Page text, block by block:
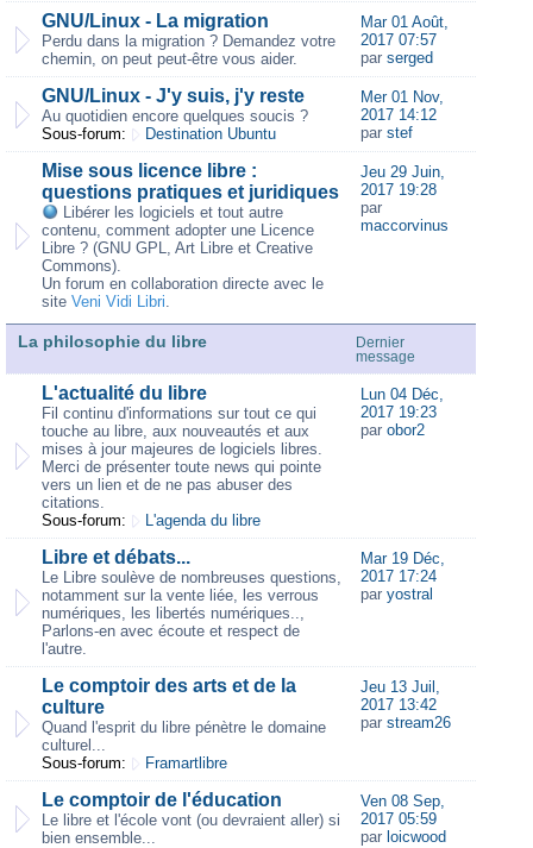
GNU/Linux - La migration
Perdu dans la migration ? Demandez votre
chemin, on peut peut-être vous aider.
Mar 01 Août,
2017 07:57
par serged
GNU/Linux - J'y suis, j'y reste
Au quotidien encore quelques soucis ?
Sous-forum:
Destination Ubuntu
Mer 01 Nov,
2017 14:12
par stef
Mise sous licence libre :
questions pratiques et juridiques
Libérer les logiciels et tout autre
contenu, comment adopter une Licence
Libre ? (GNU GPL, Art Libre et Creative
Commons).
Un forum en collaboration directe avec le
site Veni Vidi Libri.
Jeu 29 Juin,
2017 19:28
par
maccorvinus
La philosophie du libre
Dernier
message
L'actualité du libre
Fil continu d'informations sur tout ce qui
touche au libre, aux nouveautés et aux
mises à jour majeures de logiciels libres.
Merci de présenter toute news qui pointe
vers un lien et de ne pas abuser des
citations.
Sous-forum:
L'agenda du libre
Lun 04 Déc,
2017 19:23
par obor2
Libre et débats...
Le Libre soulève de nombreuses questions,
notamment sur la vente liée, les verrous
numériques, les libertés numériques..,
Parlons-en avec écoute et respect de
l'autre.
Mar 19 Déc,
2017 17:24
par yostral
Le comptoir des arts et de la
culture
Quand l'esprit du libre pénètre le domaine
culturel...
Sous-forum:
Framartlibre
Jeu 13 Juil,
2017 13:42
par stream26
Le comptoir de l'éducation
Le libre et l'école vont (ou devraient aller) si
bien ensemble...
Ven 08 Sep,
2017 05:59
par loicwood